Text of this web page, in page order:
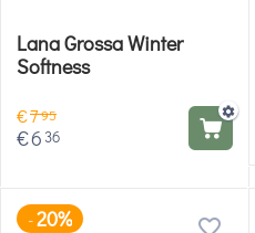
Lana Grossa Winter
Softness
€795
€6 36
-20%